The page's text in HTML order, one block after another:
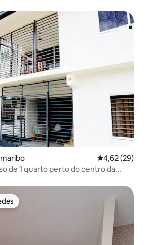
4,62 de uma
4,62 (29)
de 1 quarto perto do centro da